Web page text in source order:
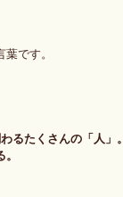
です。
るたくさんの「人」。